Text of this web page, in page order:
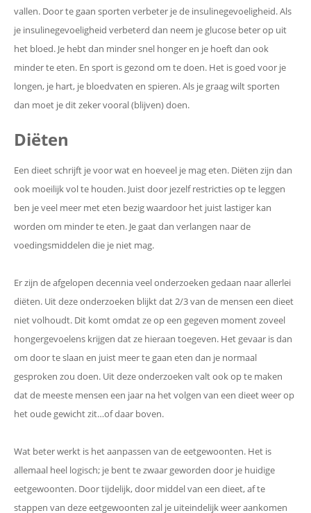
vallen. Door te gaan sporten verbeter je de insulinegevoeligheid. Als
je insulinegevoeligheid verbeterd dan neem je glucose beter op uit
het bloed. Je hebt dan minder snel honger en je hoeft dan ook
minder te eten. En sport is gezond om te doen. Het is goed voor je
longen, je hart, je bloedvaten en spieren. Als je graag wilt sporten
dan moet je dit zeker vooral (blijven) doen.
Diëten
Een dieet schrijft je voor wat en hoeveel je mag eten. Diëten zijn dan
ook moeilijk vol te houden. Juist door jezelf restricties op te leggen
ben je veel meer met eten bezig waardoor het juist lastiger kan
worden om minder te eten. Je gaat dan verlangen naar de
voedingsmiddelen die je niet mag.
Er zijn de afgelopen decennia veel onderzoeken gedaan naar allerlei
diëten. Uit deze onderzoeken blijkt dat 2/3 van de mensen een dieet
niet volhoudt. Dit komt omdat ze op een gegeven moment zoveel
hongergevoelens krijgen dat ze hieraan toegeven. Het gevaar is dan
om door te slaan en juist meer te gaan eten dan je normaal
gesproken zou doen. Uit deze onderzoeken valt ook op te maken
dat de meeste mensen een jaar na het volgen van een dieet weer op
het oude gewicht zit…of daar boven.
Wat beter werkt is het aanpassen van de eetgewoonten. Het is
allemaal heel logisch; je bent te zwaar geworden door je huidige
eetgewoonten. Door tijdelijk, door middel van een dieet, af te
stappen van deze eetgewoonten zal je uiteindelijk weer aankomen